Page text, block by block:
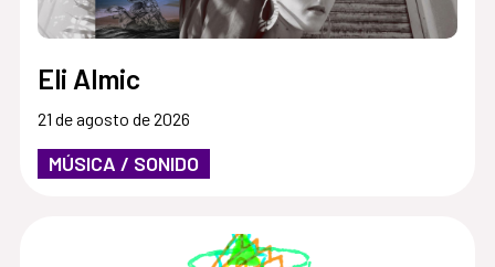
Eli Almic
21 de agosto de 2026
MÚSICA / SONIDO